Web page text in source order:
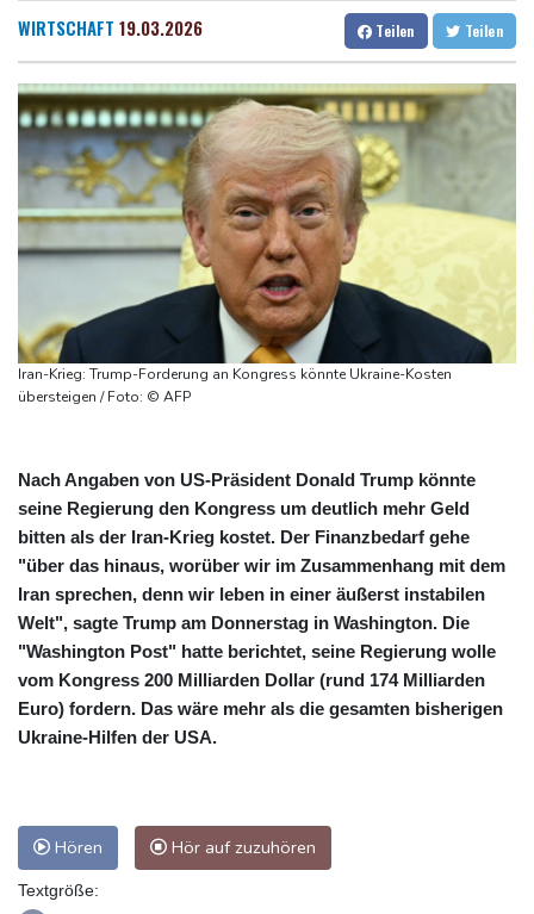
Dresden
31 °C Wien
35 °C
Salzburg
22 °C
Baden-Baden
23 °C
Millionendeal perfekt: Diomande wechselt nach Madrid
US-Republikaner wollen früheren Corona-Berater Fauci vor
Gericht stellen lassen
Forlán wird Nationaltrainer in Uruguay
Böden in Deutschland ähnlich trocken wie in Dürrejahren 2018
und 2022
Mutter mit 71 Stichen getötet und Leiche zerstückelt: Mann muss
in Psychiatrie
Nach Ausweisung von Journalistin: Russland wirft Frankreich
"politische Verfolgung" vor
WIRTSCHAFT 19.03.2026 Teilen Teilen
Iran-Krieg: Trump-Forderung an Kongress könnte Ukraine-Kosten
übersteigen / Foto: © AFP
Nach Angaben von US-Präsident Donald Trump könnte
seine Regierung den Kongress um deutlich mehr Geld
bitten als der Iran-Krieg kostet. Der Finanzbedarf gehe
"über das hinaus, worüber wir im Zusammenhang mit dem
Iran sprechen, denn wir leben in einer äußerst instabilen
Welt", sagte Trump am Donnerstag in Washington. Die
"Washington Post" hatte berichtet, seine Regierung wolle
vom Kongress 200 Milliarden Dollar (rund 174 Milliarden
Euro) fordern. Das wäre mehr als die gesamten bisherigen
Ukraine-Hilfen der USA.
Hören Hör auf zuzuhören
Textgröße: